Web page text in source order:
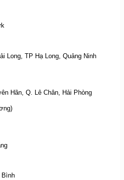
Long, TP Hạ Long, Quảng Ninh
Hãn, Q. Lê Chân, Hải Phòng
Bình